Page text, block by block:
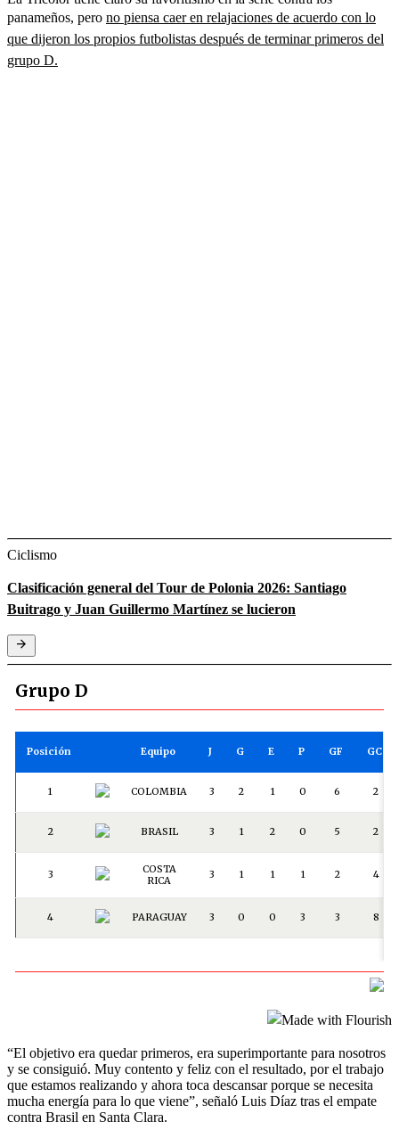
panameños, pero no piensa caer en relajaciones de acuerdo con lo
que dijeron los propios futbolistas después de terminar primeros del
grupo D.
Ciclismo
Clasificación general del Tour de Polonia 2026: Santiago
Buitrago y Juan Guillermo Martínez se lucieron
“El objetivo era quedar primeros, era superimportante para nosotros
y se consiguió. Muy contento y feliz con el resultado, por el trabajo
que estamos realizando y ahora toca descansar porque se necesita
mucha energía para lo que viene”, señaló Luis Díaz tras el empate
contra Brasil en Santa Clara.